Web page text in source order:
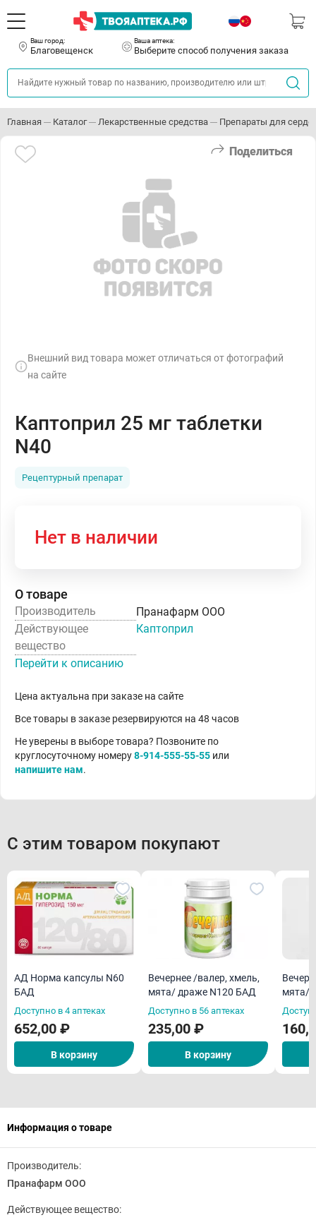
Ваш город:
Благовещенск
Ваша аптека:
Выберите способ получения заказа
Главная Каталог Лекарственные средства Препараты для
Поделиться
Внешний вид товара может отличаться от фотографий
на сайте
Каптоприл 25 мг таблетки
N40
Рецептурный препарат
Нет в наличии
О товаре
Производитель
Пранафарм ООО
Действующее
вещество
Каптоприл
Перейти к описанию
Цена актуальна при заказе на сайте
Все товары в заказе резервируются на 48 часов
Не уверены в выборе товара? Позвоните по
круглосуточному номеру8-914-555-55-55 или
напишите нам.
С этим товаром покупают
АД Норма капсулы N60
БАД
Доступно в 4 аптеках
652,00 ₽
В корзину
Вечернее /валер, хмель,
мята/ драже N120 БАД
Доступно в 56 аптеках
235,00 ₽
В корзину
мята/
Информация о товаре
Производитель:
Пранафарм ООО
Действующее вещество: